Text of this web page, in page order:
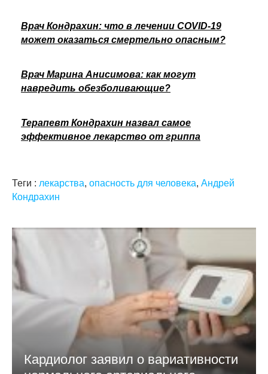
Врач Кондрахин: что в лечении COVID-19
может оказаться смертельно опасным?
Врач Марина Анисимова: как могут
навредить обезболивающие?
Терапевт Кондрахин назвал самое
эффективное лекарство от гриппа
Теги : лекарства, опасность для человека, Андрей
Кондрахин
Кардиолог заявил о вариативности